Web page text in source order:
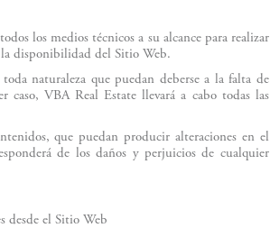
los medios técnicos a su alcance para realizar
la disponibilidad del Sitio Web.
naturaleza que puedan deberse a la falta de
VBA Real Estate llevará a cabo todas las
que puedan producir alteraciones en el
de los daños y perjuicios de cualquier
desde el Sitio Web